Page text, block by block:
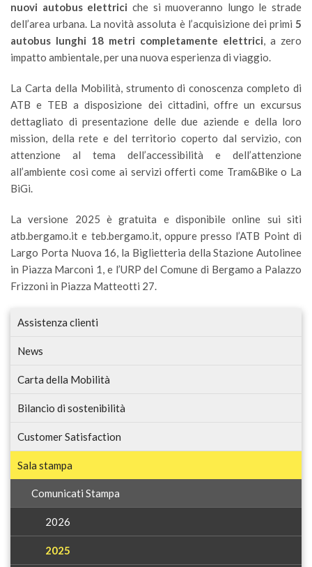
nuovi autobus elettrici che si muoveranno lungo le strade
dell’area urbana. La novità assoluta è l’acquisizione dei primi 5
autobus lunghi 18 metri completamente elettrici, a zero
impatto ambientale, per una nuova esperienza di viaggio.
La Carta della Mobilità, strumento di conoscenza completo di
ATB e TEB a disposizione dei cittadini, offre un excursus
dettagliato di presentazione delle due aziende e della loro
mission, della rete e del territorio coperto dal servizio, con
attenzione al tema dell’accessibilità e dell’attenzione
all’ambiente così come ai servizi offerti come Tram&Bike o La
BiGi.
La versione 2025 è gratuita e disponibile online sui siti
atb.bergamo.it e teb.bergamo.it, oppure presso l’ATB Point di
Largo Porta Nuova 16, la Biglietteria della Stazione Autolinee
in Piazza Marconi 1, e l’URP del Comune di Bergamo a Palazzo
Frizzoni in Piazza Matteotti 27.
Assistenza clienti
News
Carta della Mobilità
Bilancio di sostenibilità
Customer Satisfaction
Sala stampa
Comunicati Stampa
2026
2025